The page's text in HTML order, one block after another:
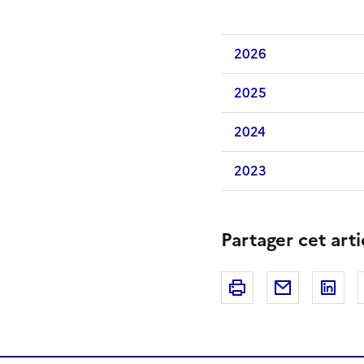
2026
2025
2024
2023
Partager cet
Imprimer Courriel